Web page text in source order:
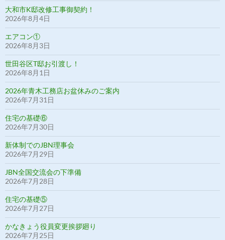
大和市K邸改修工事御契約！
2026年8月4日
エアコン①
2026年8月3日
世田谷区T邸お引渡し！
2026年8月1日
2026年青木工務店お盆休みのご案内
2026年7月31日
住宅の基礎⑥
2026年7月30日
新体制でのJBN理事会
2026年7月29日
JBN全国交流会の下準備
2026年7月28日
住宅の基礎⑤
2026年7月27日
かなきょう役員変更挨拶廻り
2026年7月25日